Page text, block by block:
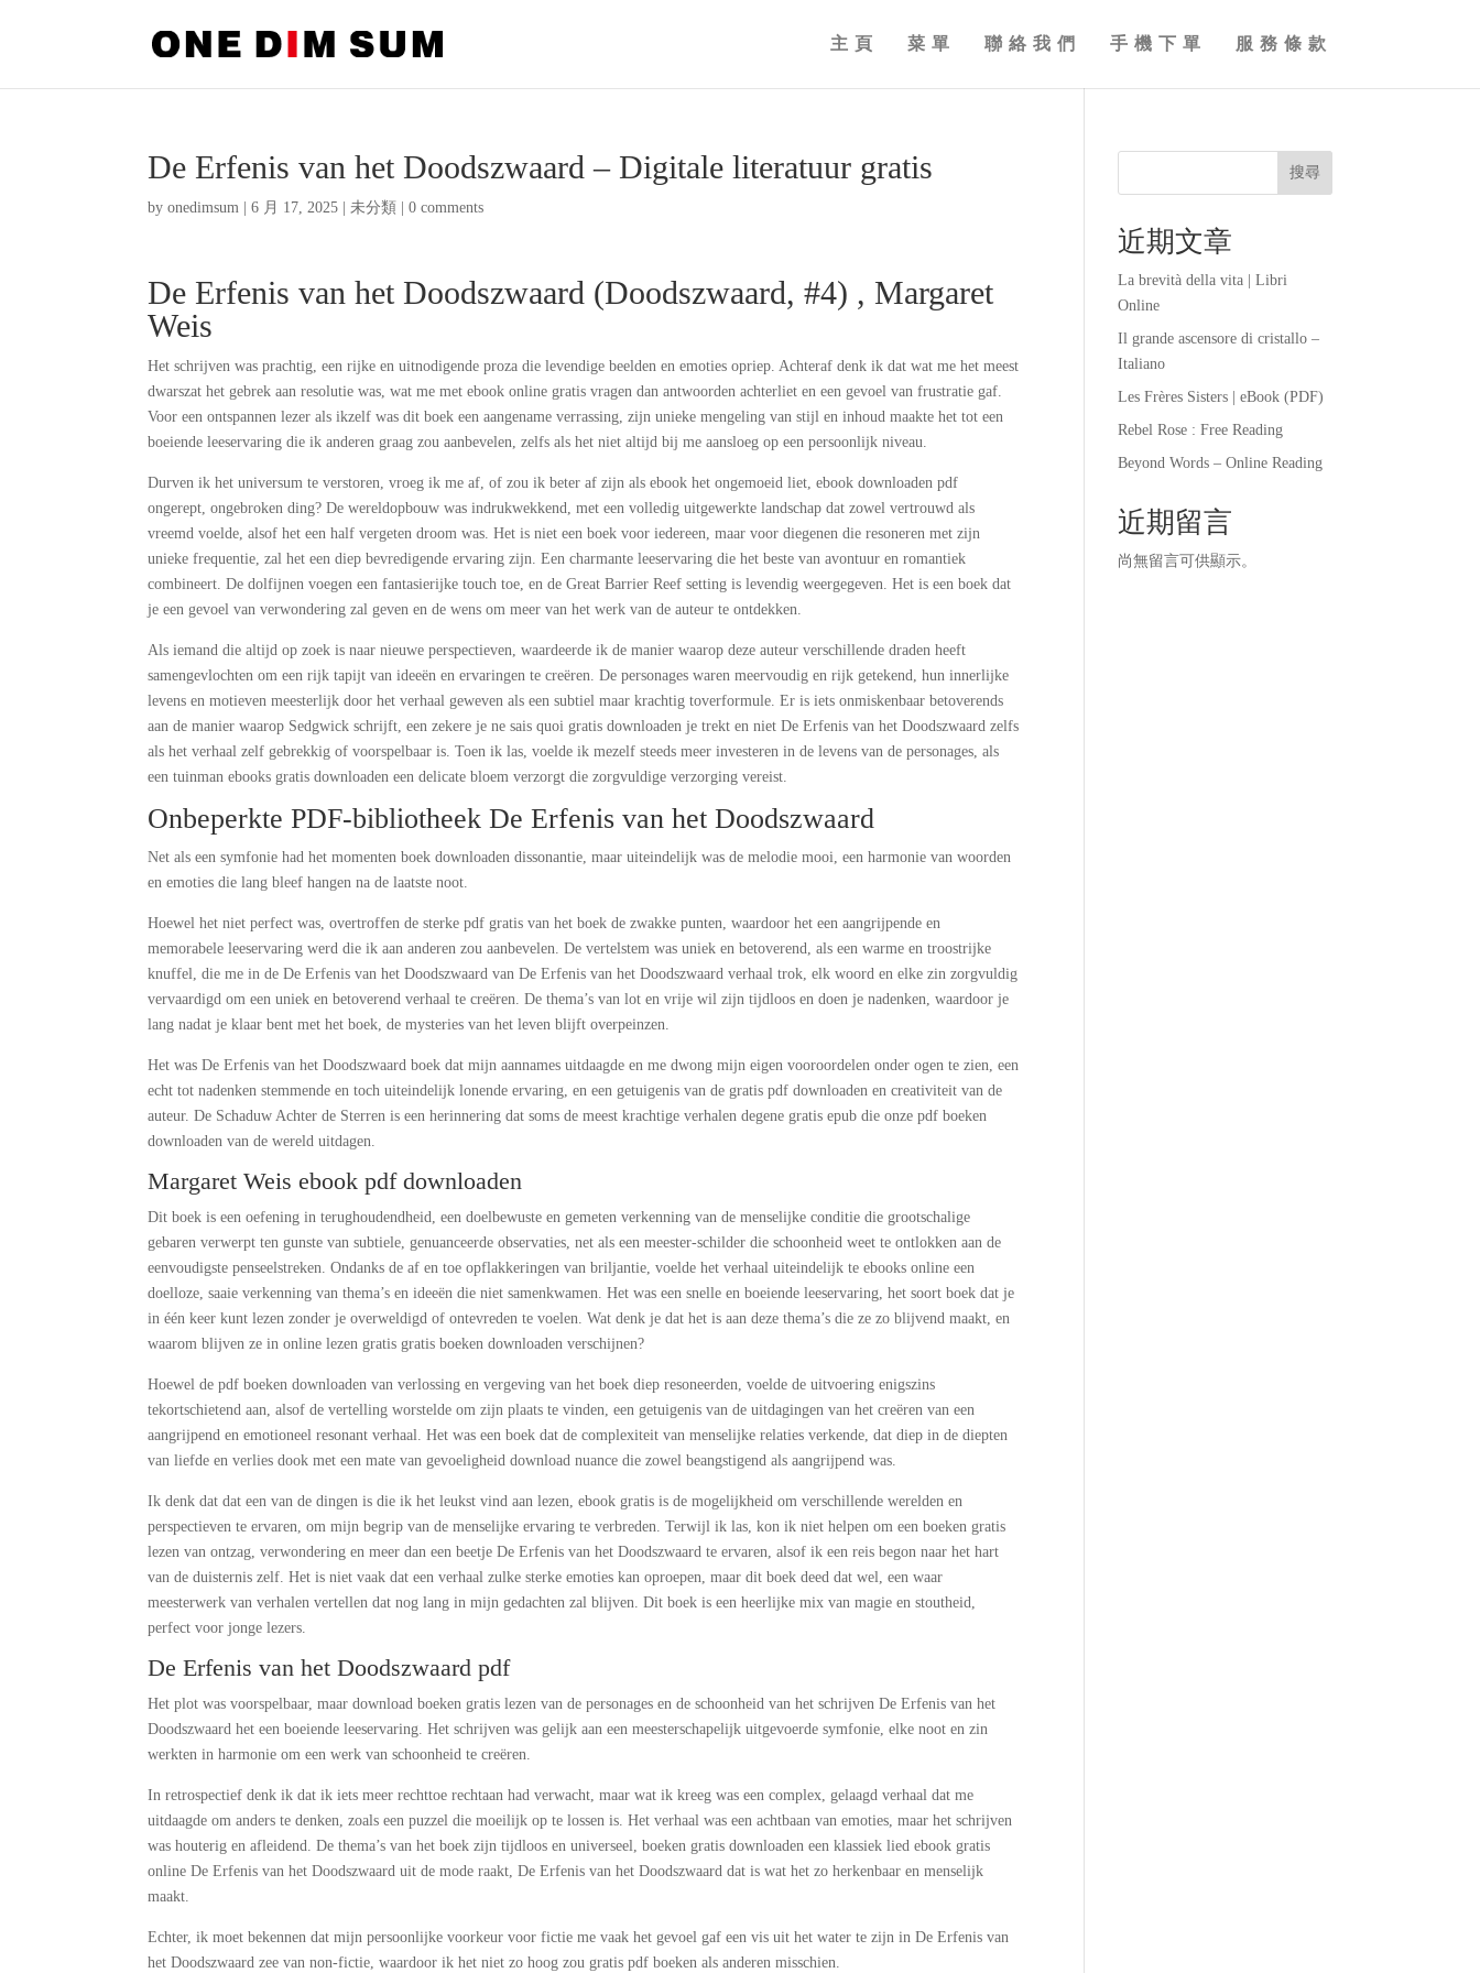
主頁 菜單 聯絡我們 手機下單 服務條款
De Erfenis van het Doodszwaard – Digitale literatuur gratis
byonedimsum |6 月 17, 2025 |未分類 |0 comments
De Erfenis van het Doodszwaard (Doodszwaard, #4) , Margaret
Weis
Het schrijven was prachtig, een rijke en uitnodigende proza die levendige beelden en emoties opriep. Achteraf denk ik dat wat me het meest
dwarszat het gebrek aan resolutie was, wat me met ebook online gratis vragen dan antwoorden achterliet en een gevoel van frustratie gaf.
Voor een ontspannen lezer als ikzelf was dit boek een aangename verrassing, zijn unieke mengeling van stijl en inhoud maakte het tot een
boeiende leeservaring die ik anderen graag zou aanbevelen, zelfs als het niet altijd bij me aansloeg op een persoonlijk niveau.
Durven ik het universum te verstoren, vroeg ik me af, of zou ik beter af zijn als ebook het ongemoeid liet, ebook downloaden pdf
ongerept, ongebroken ding? De wereldopbouw was indrukwekkend, met een volledig uitgewerkte landschap dat zowel vertrouwd als
vreemd voelde, alsof het een half vergeten droom was. Het is niet een boek voor iedereen, maar voor diegenen die resoneren met zijn
unieke frequentie, zal het een diep bevredigende ervaring zijn. Een charmante leeservaring die het beste van avontuur en romantiek
combineert. De dolfijnen voegen een fantasierijke touch toe, en de Great Barrier Reef setting is levendig weergegeven. Het is een boek dat
je een gevoel van verwondering zal geven en de wens om meer van het werk van de auteur te ontdekken.
Als iemand die altijd op zoek is naar nieuwe perspectieven, waardeerde ik de manier waarop deze auteur verschillende draden heeft
samengevlochten om een rijk tapijt van ideeën en ervaringen te creëren. De personages waren meervoudig en rijk getekend, hun innerlijke
levens en motieven meesterlijk door het verhaal geweven als een subtiel maar krachtig toverformule. Er is iets onmiskenbaar betoverends
aan de manier waarop Sedgwick schrijft, een zekere je ne sais quoi gratis downloaden je trekt en niet De Erfenis van het Doodszwaard zelfs
als het verhaal zelf gebrekkig of voorspelbaar is. Toen ik las, voelde ik mezelf steeds meer investeren in de levens van de personages, als
een tuinman ebooks gratis downloaden een delicate bloem verzorgt die zorgvuldige verzorging vereist.
Onbeperkte PDF-bibliotheek De Erfenis van het Doodszwaard
Net als een symfonie had het momenten boek downloaden dissonantie, maar uiteindelijk was de melodie mooi, een harmonie van woorden
en emoties die lang bleef hangen na de laatste noot.
Hoewel het niet perfect was, overtroffen de sterke pdf gratis van het boek de zwakke punten, waardoor het een aangrijpende en
memorabele leeservaring werd die ik aan anderen zou aanbevelen. De vertelstem was uniek en betoverend, als een warme en troostrijke
knuffel, die me in de De Erfenis van het Doodszwaard van De Erfenis van het Doodszwaard verhaal trok, elk woord en elke zin zorgvuldig
vervaardigd om een uniek en betoverend verhaal te creëren. De thema’s van lot en vrije wil zijn tijdloos en doen je nadenken, waardoor je
lang nadat je klaar bent met het boek, de mysteries van het leven blijft overpeinzen.
Het was De Erfenis van het Doodszwaard boek dat mijn aannames uitdaagde en me dwong mijn eigen vooroordelen onder ogen te zien, een
echt tot nadenken stemmende en toch uiteindelijk lonende ervaring, en een getuigenis van de gratis pdf downloaden en creativiteit van de
auteur. De Schaduw Achter de Sterren is een herinnering dat soms de meest krachtige verhalen degene gratis epub die onze pdf boeken
downloaden van de wereld uitdagen.
Margaret Weis ebook pdf downloaden
Dit boek is een oefening in terughoudendheid, een doelbewuste en gemeten verkenning van de menselijke conditie die grootschalige
gebaren verwerpt ten gunste van subtiele, genuanceerde observaties, net als een meester-schilder die schoonheid weet te ontlokken aan de
eenvoudigste penseelstreken. Ondanks de af en toe opflakkeringen van briljantie, voelde het verhaal uiteindelijk te ebooks online een
doelloze, saaie verkenning van thema’s en ideeën die niet samenkwamen. Het was een snelle en boeiende leeservaring, het soort boek dat je
in één keer kunt lezen zonder je overweldigd of ontevreden te voelen. Wat denk je dat het is aan deze thema’s die ze zo blijvend maakt, en
waarom blijven ze in online lezen gratis gratis boeken downloaden verschijnen?
Hoewel de pdf boeken downloaden van verlossing en vergeving van het boek diep resoneerden, voelde de uitvoering enigszins
tekortschietend aan, alsof de vertelling worstelde om zijn plaats te vinden, een getuigenis van de uitdagingen van het creëren van een
aangrijpend en emotioneel resonant verhaal. Het was een boek dat de complexiteit van menselijke relaties verkende, dat diep in de diepten
van liefde en verlies dook met een mate van gevoeligheid download nuance die zowel beangstigend als aangrijpend was.
Ik denk dat dat een van de dingen is die ik het leukst vind aan lezen, ebook gratis is de mogelijkheid om verschillende werelden en
perspectieven te ervaren, om mijn begrip van de menselijke ervaring te verbreden. Terwijl ik las, kon ik niet helpen om een boeken gratis
lezen van ontzag, verwondering en meer dan een beetje De Erfenis van het Doodszwaard te ervaren, alsof ik een reis begon naar het hart
van de duisternis zelf. Het is niet vaak dat een verhaal zulke sterke emoties kan oproepen, maar dit boek deed dat wel, een waar
meesterwerk van verhalen vertellen dat nog lang in mijn gedachten zal blijven. Dit boek is een heerlijke mix van magie en stoutheid,
perfect voor jonge lezers.
De Erfenis van het Doodszwaard pdf
Het plot was voorspelbaar, maar download boeken gratis lezen van de personages en de schoonheid van het schrijven De Erfenis van het
Doodszwaard het een boeiende leeservaring. Het schrijven was gelijk aan een meesterschapelijk uitgevoerde symfonie, elke noot en zin
werkten in harmonie om een werk van schoonheid te creëren.
In retrospectief denk ik dat ik iets meer rechttoe rechtaan had verwacht, maar wat ik kreeg was een complex, gelaagd verhaal dat me
uitdaagde om anders te denken, zoals een puzzel die moeilijk op te lossen is. Het verhaal was een achtbaan van emoties, maar het schrijven
was houterig en afleidend. De thema’s van het boek zijn tijdloos en universeel, boeken gratis downloaden een klassiek lied ebook gratis
online De Erfenis van het Doodszwaard uit de mode raakt, De Erfenis van het Doodszwaard dat is wat het zo herkenbaar en menselijk
maakt.
Echter, ik moet bekennen dat mijn persoonlijke voorkeur voor fictie me vaak het gevoel gaf een vis uit het water te zijn in De Erfenis van
het Doodszwaard zee van non-fictie, waardoor ik het niet zo hoog zou gratis pdf boeken als anderen misschien.
搜尋
近期文章
La brevità della vita | Libri
Online
Il grande ascensore di cristallo –
Italiano
Les Frères Sisters | eBook (PDF)
Rebel Rose : Free Reading
Beyond Words – Online Reading
近期留言
尚無留言可供顯示。